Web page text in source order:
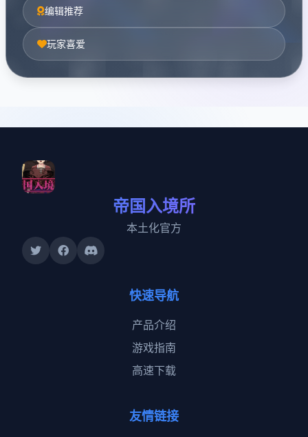
编辑推荐
玩家喜爱
帝国入境所
本土化官方
快速导航
产品介绍
游戏指南
高速下载
友情链接